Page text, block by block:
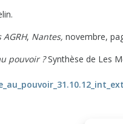
, Nantes, novembre,
pouvoir ?Synthèse de Les